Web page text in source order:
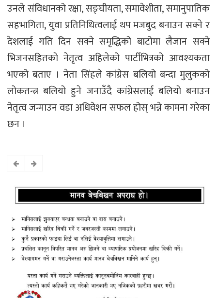
उनले संविधानको रक्षा, सङ्घीयता, समावेशीता, समानुपातिक
सहभागिता, युवा प्रतिनिधित्वलाई थप मजबुद बनाउन सक्ने र
देशलाई गति दिन सक्ने समृद्धिको बाटोमा लैजान सक्ने
भिजनसहितको नेतृत्व अहिलेको पार्टीभित्रको आवश्यकता
भएको बताए । नेता सिंहले कांग्रेस बलियो बन्दा मुलुकको
लोकतन्त्र बलियो हुने जनाउँदै कांग्रेसलाई बलियो बनाउन
नेतृत्व जन्माउन वडा अधिवेशन सफल होस् भन्ने कामना गरेका
छन ।